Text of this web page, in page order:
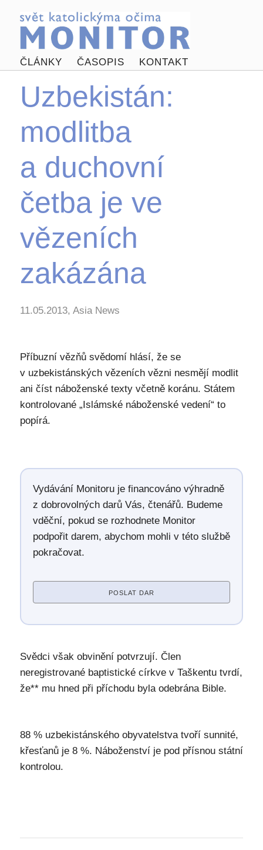
ČLÁNKY ČASOPIS KONTAKT
Uzbekistán:
modlitba
a duchovní
četba je ve
vězeních
zakázána
11.05.2013, Asia News
Příbuzní vězňů svědomí hlásí, že se
v uzbekistánských vězeních vězni nesmějí modlit
ani číst náboženské texty včetně koránu. Státem
kontrolované „Islámské náboženské vedení“ to
popírá.
Vydávání Monitoru je financováno výhradně
z dobrovolných darů Vás, čtenářů. Budeme
vděční, pokud se rozhodnete Monitor
podpořit darem, abychom mohli v této službě
pokračovat.
POSLAT DAR
Svědci však obvinění potvrzují. Člen
neregistrované baptistické církve v Taškentu tvrdí,
že** mu hned při příchodu byla odebrána Bible.
88 % uzbekistánského obyvatelstva tvoří sunnité,
křesťanů je 8 %. Náboženství je pod přísnou státní
kontrolou.